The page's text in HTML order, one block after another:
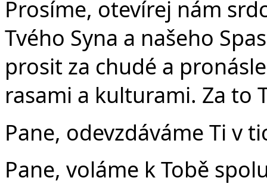
Prosíme, otevírej nám
Tvého Syna a našeho
prosit za chudé a
rasami a kulturami. Za to
Pane, odevzdáváme Ti v
Pane, voláme k Tobě